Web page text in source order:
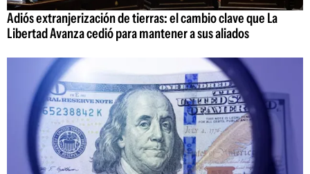
Adiós extranjerización de tierras: el cambio clave que La
Libertad Avanza cedió para mantener a sus aliados